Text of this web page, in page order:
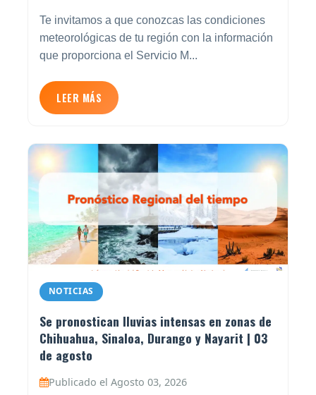
Te invitamos a que conozcas las condiciones
meteorológicas de tu región con la información
que proporciona el Servicio M...
LEER MÁS
NOTICIAS
Se pronostican lluvias intensas en zonas de
Chihuahua, Sinaloa, Durango y Nayarit | 03
de agosto
Publicado el Agosto 03, 2026